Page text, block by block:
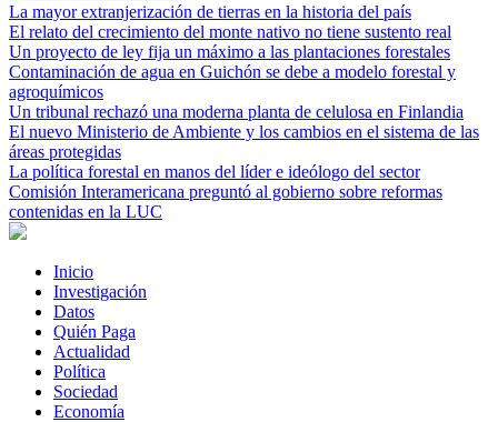
La mayor extranjerización de tierras en la historia del país
El relato del crecimiento del monte nativo no tiene sustento real
Un proyecto de ley fija un máximo a las plantaciones forestales
Contaminación de agua en Guichón se debe a modelo forestal y
agroquímicos
Un tribunal rechazó una moderna planta de celulosa en Finlandia
El nuevo Ministerio de Ambiente y los cambios en el sistema de las
áreas protegidas
La política forestal en manos del líder e ideólogo del sector
Comisión Interamericana preguntó al gobierno sobre reformas
contenidas en la LUC
Inicio
Investigación
Datos
Quién Paga
Actualidad
Política
Sociedad
Economía